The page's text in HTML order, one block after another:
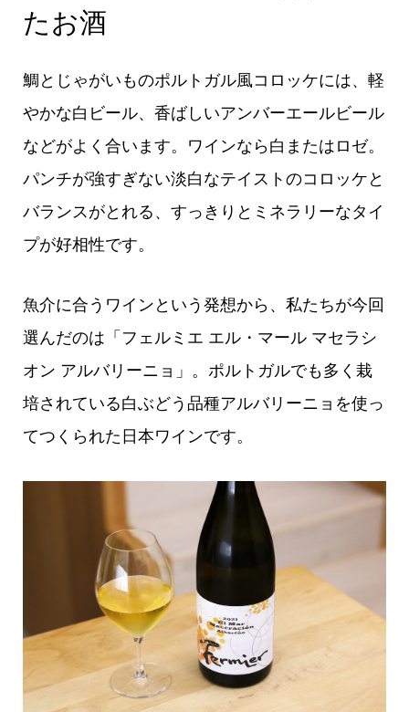
たお酒
鯛とじゃがいものポルトガル風コロッケには、軽
やかな白ビール、香ばしいアンバーエールビール
などがよく合います。ワインなら白またはロゼ。
パンチが強すぎない淡白なテイストのコロッケと
バランスがとれる、すっきりとミネラリーなタイ
プが好相性です。
魚介に合うワインという発想から、私たちが今回
選んだのは「フェルミエ エル・マール マセラシ
オン アルバリーニョ」。ポルトガルでも多く栽
培されている白ぶどう品種アルバリーニョを使っ
てつくられた日本ワインです。